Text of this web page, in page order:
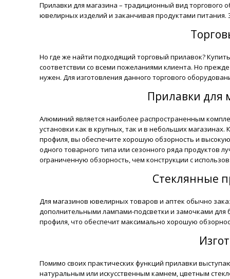
Прилавки для магазина – традиционный вид торгового
ювелирных изделий и заканчивая продуктами
Но где же найти подходящий торговый прилавок?
соответствии со всеми пожеланиями клиента. Но
нужен. Для изготовления данного торгового
Прилавки для
Алюминий является наиболее распространенным
установки как в крупных, так и в небольших
профиля, вы обеспечите хорошую обзорность и
одного товарного типа или сезонного ряда продуктов
ограниченную обзорность, чем конструкции с
Стеклянные
Для магазинов ювелирных товаров и аптек обычно
дополнительными лампами-подсветки и замочками для
профиля, что обеспечит максимально хорошую
Помимо своих практических функций прилавки
натуральным или искусственным камнем, цветным